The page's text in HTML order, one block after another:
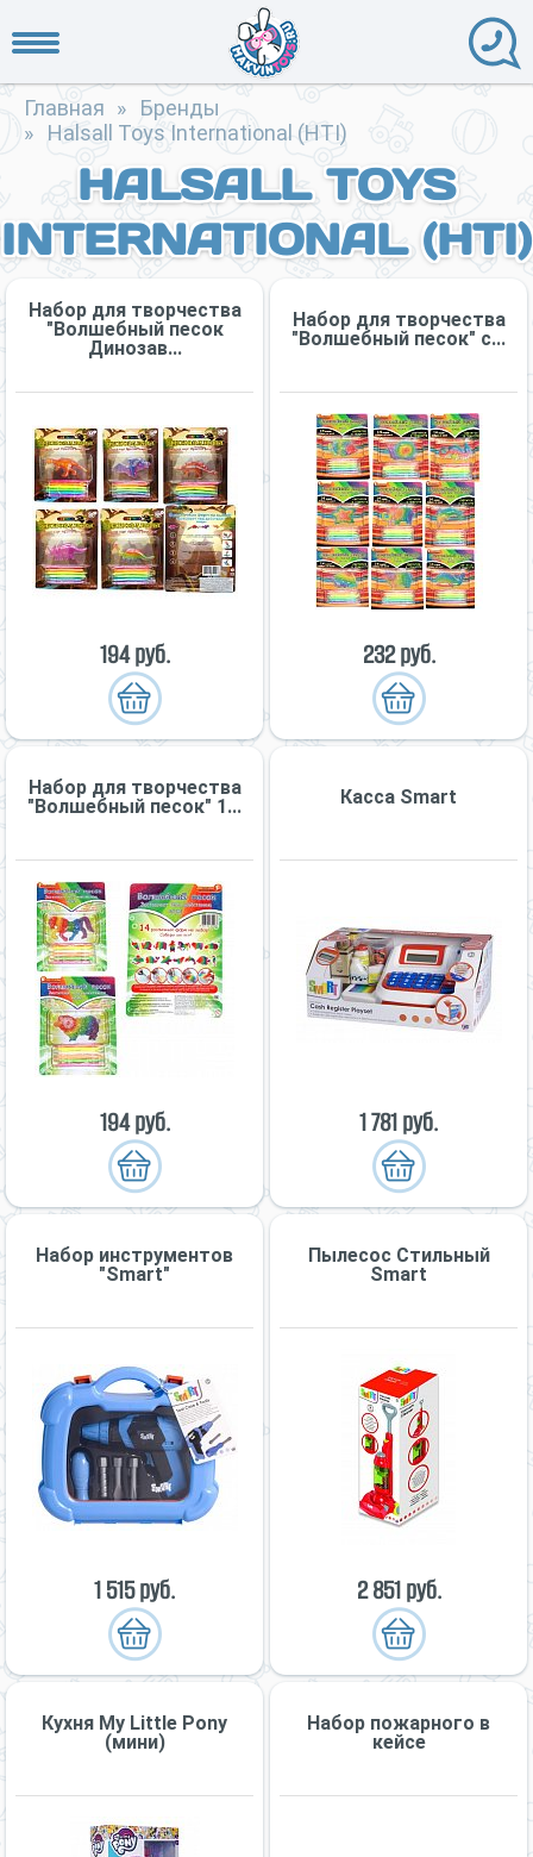
Главная » Бренды
» Halsall Toys International (HTI)
HALSALL TOYS
INTERNATIONAL (HTI)
Набор для творчества
"Волшебный песок
Динозав...
194 руб.
Набор для творчества
"Волшебный песок" с...
232 руб.
Набор для творчества
"Волшебный песок" 1...
194 руб.
Касса Smart
1 781 руб.
Набор инструментов
"Smart"
1 515 руб.
Пылесос Стильный
Smart
2 851 руб.
Кухня My Little Pony
(мини)
Набор пожарного в
кейсе